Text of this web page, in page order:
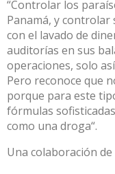
“Controlar los
Panamá, y controlar
con el lavado de
auditorías en sus
operaciones, solo
Pero reconoce que
porque para este
fórmulas
como una droga“.
Una colaboración